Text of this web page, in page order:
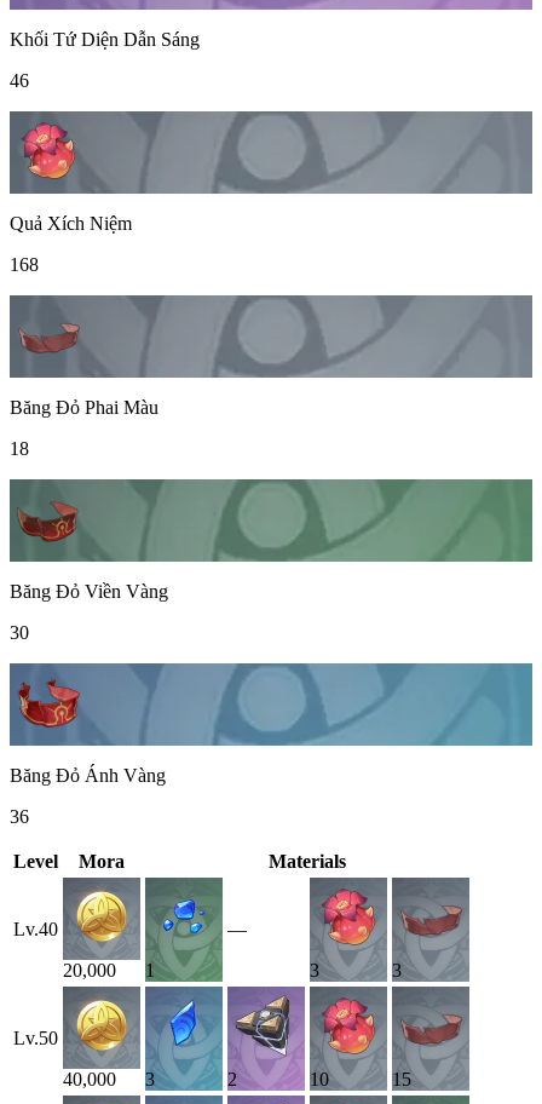
Khối Tứ Diện Dẫn Sáng
46
Quả Xích Niệm
168
Băng Đỏ Phai Màu
18
Băng Đỏ Viền Vàng
30
Băng Đỏ Ánh Vàng
36
Level Mora Materials
Lv.40
20,000
1
—
3
3
Lv.50
40,000
3 2 10 15